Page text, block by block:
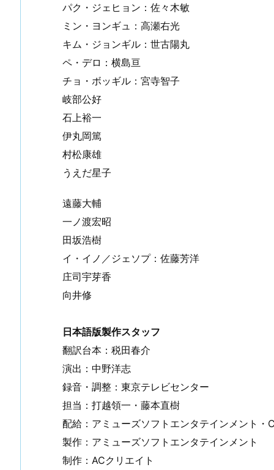
パク・ジェヒョン：佐々木敏
ミン・ヨンギュ：高瀬右光
キム・ジョンギル：世古陽丸
ペ・デロ：横島亘
チョ・ボッギル：宮寺智子
岐部公好
石上裕一
伊丸岡篤
村松康雄
うえだ星子
遠藤大輔
一ノ渡宏昭
田坂浩樹
イ・イノ／ジェソプ：佐藤芳洋
庄司宇芽香
向井修
日本語版製作スタッフ
翻訳台本：税田春介
演出：中野洋志
録音・調整：東京テレビセンター
担当：打越領一・藤本直樹
配給：アミューズソフトエンタテインメント・
製作：アミューズソフトエンタテインメント
制作：ACクリエイト